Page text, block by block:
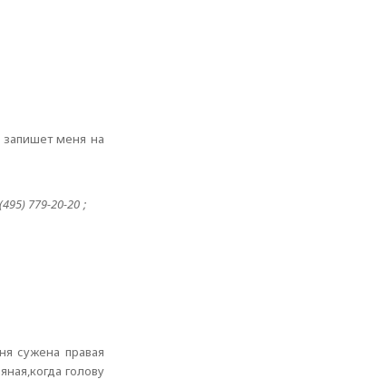
запишет меня на
779-20-20 ;
сужена правая
голову